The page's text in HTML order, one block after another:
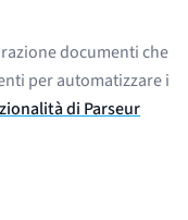
documenti che
per automatizzare i
di Parseur